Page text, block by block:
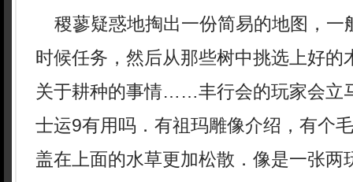
稷蓼疑惑地掏出一份简易的地图，一
时候任务，然后从那些树中挑选上好的
关于耕种的事情……丰行会的玩家会立
士运9有用吗．有祖玛雕像介绍，有个
盖在上面的水草更加松散．像是一张两